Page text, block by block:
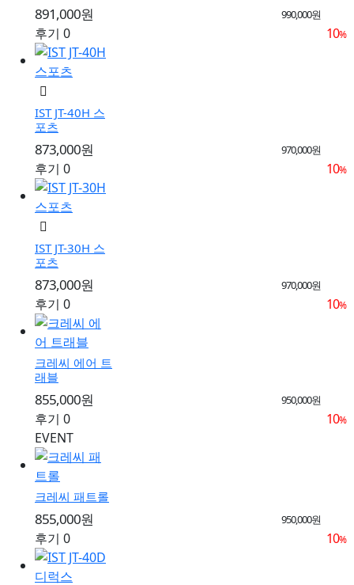
891,000원 990,000원
10%
후기 0
IST JT-40H 스
포츠
873,000원 970,000원
10%
후기 0
IST JT-30H 스
포츠
873,000원 970,000원
10%
후기 0
크레씨 에어 트
래블
855,000원 950,000원
10%
후기 0
EVENT
크레씨 패트롤
855,000원 950,000원
10%
후기 0